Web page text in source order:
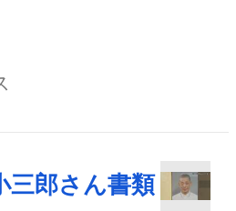
三郎さん書類